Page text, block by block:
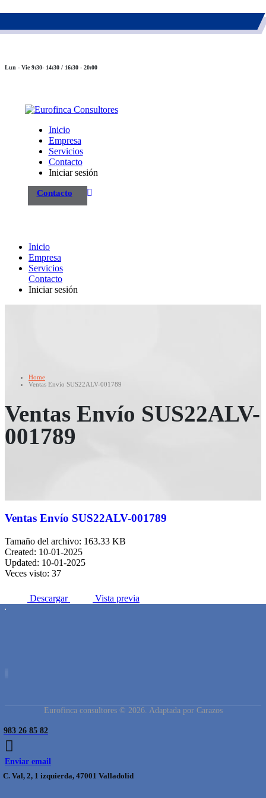
Lun - Vie 9:30- 14:30 / 16:30 - 20:00
Inicio
Empresa
Servicios
Contacto
Iniciar sesión
Contacto
Inicio
Empresa
Servicios
Contacto
Iniciar sesión
Home
Ventas Envío SUS22ALV-001789
Ventas Envío SUS22ALV-
001789
Ventas Envío SUS22ALV-001789
Tamaño del archivo: 163.33 KB
Created: 10-01-2025
Updated: 10-01-2025
Veces visto: 37
Descargar Vista previa
Eurofinca consultores © 2026. Adaptada por Carazos
983 26 85 82
Enviar email
C. Val, 2, 1 izquierda, 47001 Valladolid